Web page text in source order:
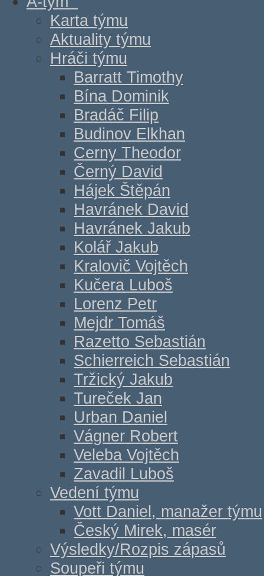
Karta týmu
Aktuality týmu
Hráči týmu
Barratt Timothy
Bína Dominik
Bradáč Filip
Budinov Elkhan
Cerny Theodor
Černý David
Hájek Štěpán
Havránek David
Havránek Jakub
Kolář Jakub
Kralovič Vojtěch
Kučera Luboš
Lorenz Petr
Mejdr Tomáš
Razetto Sebastián
Schierreich Sebastián
Tržický Jakub
Tureček Jan
Urban Daniel
Vágner Robert
Veleba Vojtěch
Zavadil Luboš
Vedení týmu
Vott Daniel, manažer týmu
Český Mirek, masér
Výsledky/Rozpis zápasů
Soupeři týmu